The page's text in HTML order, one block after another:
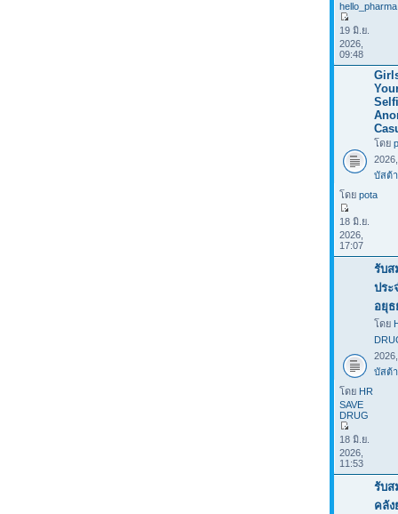
hello_pharma
19 มิ.ย.
2026,
09:48
โดย
บัสต้า
โดย pota
18 มิ.ย.
2026,
17:07
รับส
ประ
อยุ
โดย
บัสต้า
โดย HR
SAVE
DRUG
18 มิ.ย.
2026,
11:53
รับส
คลัง